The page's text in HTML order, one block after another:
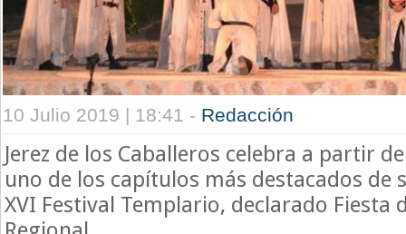
10 Julio 2019 | 18:41 - Redacción
Jerez de los Caballeros celebra a partir
uno de los capítulos más destacados de
XVI Festival Templario, declarado Fiesta